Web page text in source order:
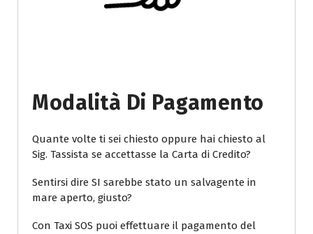
Modalità Di Pagamento
Quante volte ti sei chiesto oppure hai chiesto al
Sig. Tassista se accettasse la Carta di Credito?
Sentirsi dire SI sarebbe stato un salvagente in
mare aperto, giusto?
Con Taxi SOS puoi effettuare il pagamento del